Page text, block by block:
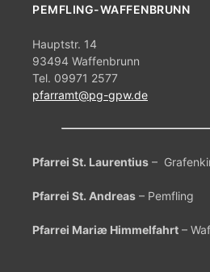
PEMFLING-WAFFENBRUNN
Hauptstr. 14
93494 Waffenbrunn
Tel. 09971 2577
pfarramt@pg-gpw.de
Pfarrei St. Laurentius –
Pfarrei St. Andreas – Pemfling
Pfarrei Mariæ Himmelfahrt –